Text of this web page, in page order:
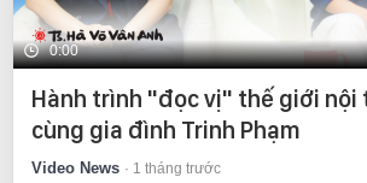
0:00
Hành trình "đọc vị" thế giới nội
cùng gia đình Trinh Phạm
Video News 1 tháng trước